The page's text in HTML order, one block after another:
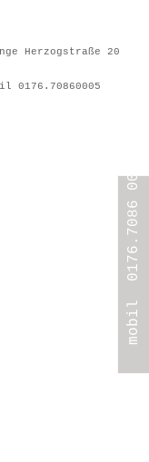
mobil 0176.7086 0005
Herzogstraße 20
0176.70860005